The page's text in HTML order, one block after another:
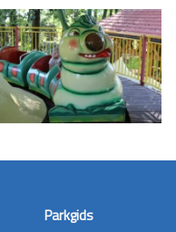
Parkgids